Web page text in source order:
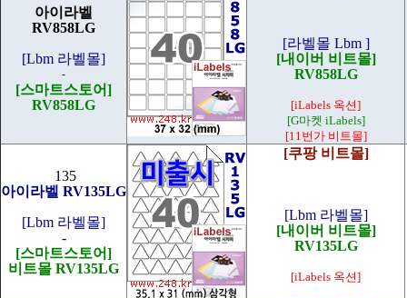
아이라벨
RV858LG
[Lbm 라벨몰]
-
[스마트스토어]
RV858LG
[라벨몰 Lbm ]
[내이버 비트몰]
RV858LG
[iLabels 옥션]
[G마켓 iLabels]
[11번가 비트몰]
135
아이라벨 RV135LG
[Lbm 라벨몰]
-
[스마트스토어]
비트몰 RV135LG
[쿠팡 비트몰]
[Lbm 라벨몰]
[내이버 비트몰]
RV135LG
[iLabels 옥션]